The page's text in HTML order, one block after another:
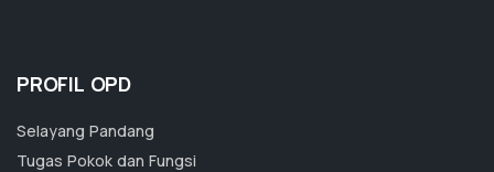
PROFIL OPD
Selayang Pandang
Tugas Pokok dan Fungsi